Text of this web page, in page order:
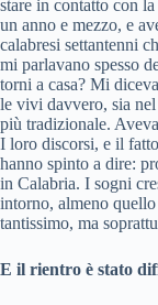
stare in contatto con
un anno e mezzo, e
calabresi settantenni
mi parlavano spesso
torni a casa? Mi
le vivi davvero, sia
più tradizionale.
I loro discorsi, e il
hanno spinto a dire:
in Calabria. I sogni
intorno, almeno
tantissimo, ma
E il rientro è stato